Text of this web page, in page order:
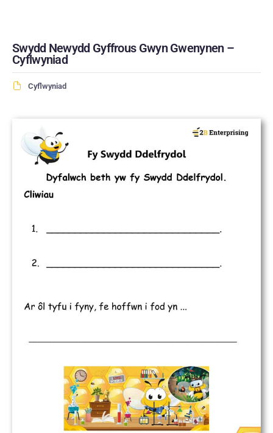
Swydd Newydd Gyffrous Gwyn Gwenynen –
Cyflwyniad
Cyflwyniad